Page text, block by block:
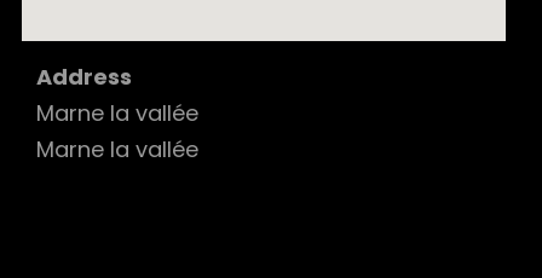
Address
Marne la vallée
Marne la vallée